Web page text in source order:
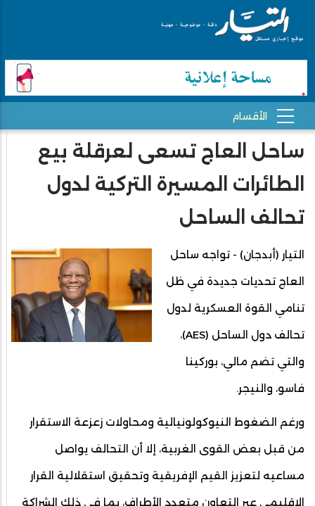
ساحل العاج تسعى لعرقلة بيع
الطائرات المسيرة التركية لدول
تحالف الساحل
التيار (أبدجان) - تواجه ساحل
العاج تحديات جديدة في ظل
تنامي القوة العسكرية لدول
تحالف دول الساحل (AES)،
والتي تضم مالي، بوركينا
فاسو، والنيجر.
ورغم الضغوط النيوكولونيالية ومحاولات زعزعة الاستقرار
من قبل بعض القوى الغربية، إلا أن التحالف يواصل
مساعيه لتعزيز القيم الإفريقية وتحقيق استقلالية القرار
الإقليمي عبر التعاون متعدد الأطراف، بما في ذلك الشراكة